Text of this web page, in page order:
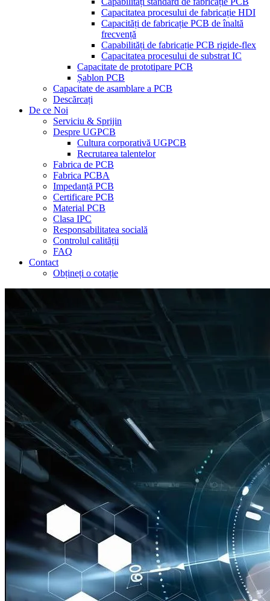
Capacitatea procesului de fabricație HDI
Capacități de fabricație PCB de înaltă
frecvență
Capabilități de fabricație PCB rigide-flex
Capacitatea procesului de substrat IC
Capacitate de prototipare PCB
Șablon PCB
Capacitate de asamblare a PCB
Descărcați
De ce Noi
Serviciu & Sprijin
Despre UGPCB
Cultura corporativă UGPCB
Recrutarea talentelor
Fabrica de PCB
Fabrica PCBA
Impedanță PCB
Certificare PCB
Material PCB
Clasa IPC
Responsabilitatea socială
Controlul calității
FAQ
Contact
Obțineți o cotație